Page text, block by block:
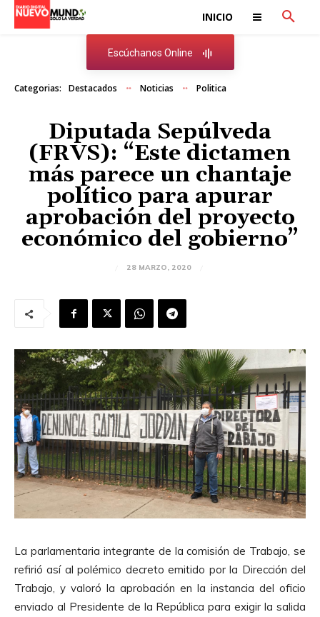
INICIO
Escúchanos Online
Categorias: Destacados Noticias Politica
Diputada Sepúlveda
(FRVS): “Este dictamen
más parece un chantaje
político para apurar
aprobación del proyecto
económico del gobierno”
28 MARZO, 2020
La parlamentaria integrante de la comisión de Trabajo, se
refirió así al polémico decreto emitido por la Dirección del
Trabajo, y valoró la aprobación en la instancia del oficio
enviado al Presidente de la República para exigir la salida